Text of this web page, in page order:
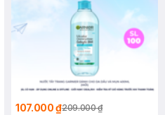
107.000 ₫209.000 ₫